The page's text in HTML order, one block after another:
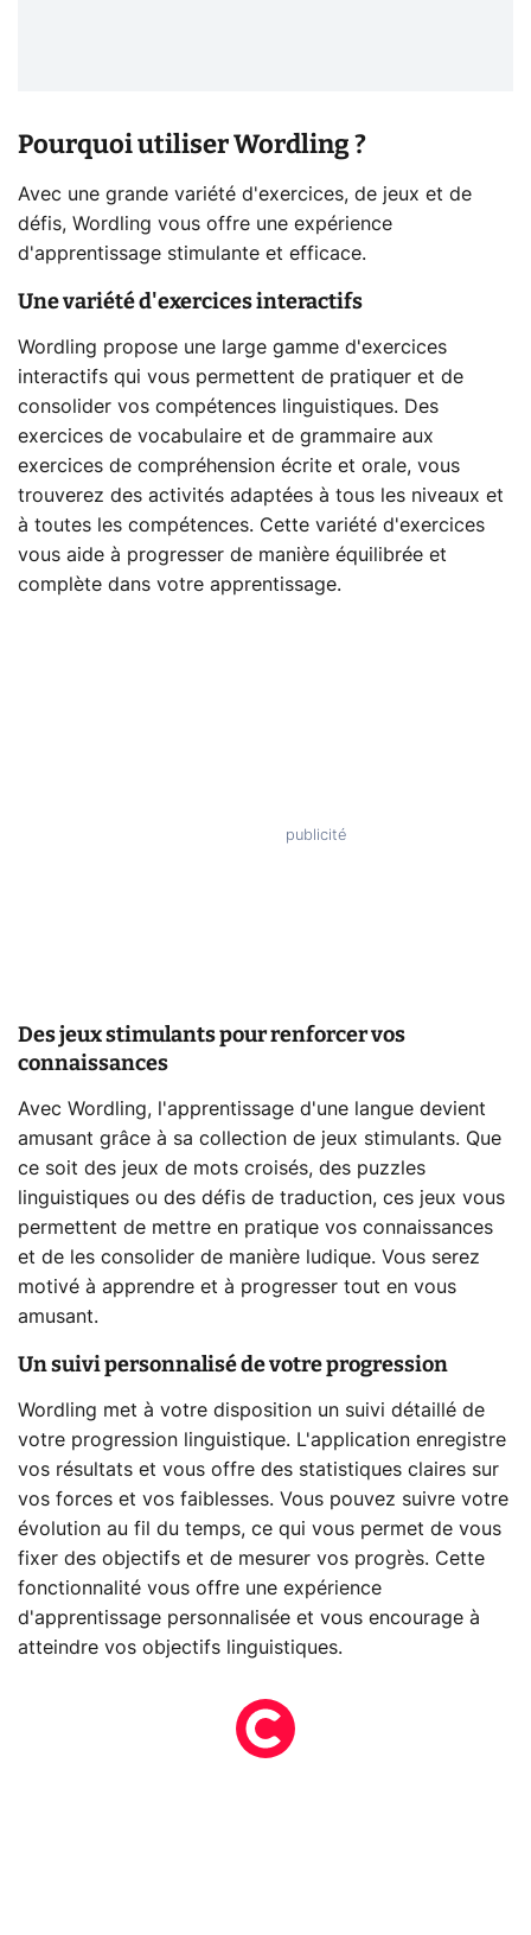
Pourquoi utiliser Wordling ?
Avec une grande variété d'exercices, de jeux et de
défis, Wordling vous offre une expérience
d'apprentissage stimulante et efficace.
Une variété d'exercices interactifs
Wordling propose une large gamme d'exercices
interactifs qui vous permettent de pratiquer et de
consolider vos compétences linguistiques. Des
exercices de vocabulaire et de grammaire aux
exercices de compréhension écrite et orale, vous
trouverez des activités adaptées à tous les niveaux et
à toutes les compétences. Cette variété d'exercices
vous aide à progresser de manière équilibrée et
complète dans votre apprentissage.
Des jeux stimulants pour renforcer vos
connaissances
Avec Wordling, l'apprentissage d'une langue devient
amusant grâce à sa collection de jeux stimulants. Que
ce soit des jeux de mots croisés, des puzzles
linguistiques ou des défis de traduction, ces jeux vous
permettent de mettre en pratique vos connaissances
et de les consolider de manière ludique. Vous serez
motivé à apprendre et à progresser tout en vous
amusant.
Un suivi personnalisé de votre progression
Wordling met à votre disposition un suivi détaillé de
votre progression linguistique. L'application enregistre
vos résultats et vous offre des statistiques claires sur
vos forces et vos faiblesses. Vous pouvez suivre votre
évolution au fil du temps, ce qui vous permet de vous
fixer des objectifs et de mesurer vos progrès. Cette
fonctionnalité vous offre une expérience
d'apprentissage personnalisée et vous encourage à
atteindre vos objectifs linguistiques.